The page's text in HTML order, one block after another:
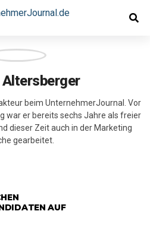
Altersberger
beim UnternehmerJournal. Vor
war er bereits sechs Jahre als freier
dieser Zeit auch in der Marketing
gearbeitet.
AUF